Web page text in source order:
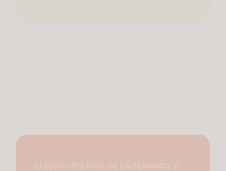
TU SOUHAITES FAIRE DE L’ALTERNANCE ?